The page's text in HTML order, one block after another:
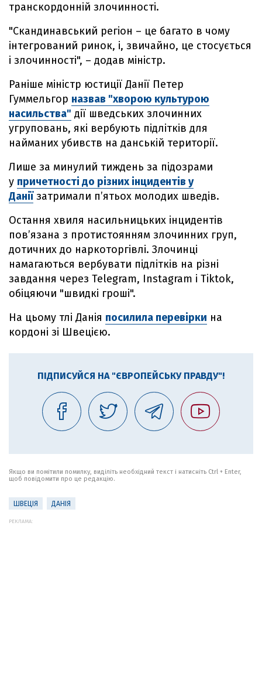
транскордонній злочинності.
"Скандинавський регіон – це багато в чому
інтегрований ринок, і, звичайно, це стосується
і злочинності", – додав міністр.
Раніше міністр юстиції Данії Петер
Гуммельгор назвав "хворою культурою
насильства" дії шведських злочинних
угруповань, які вербують підлітків для
найманих убивств на данській території.
Лише за минулий тиждень за підозрами
у причетності до різних інцидентів у
Даніїзатримали п’ятьох молодих шведів.
Остання хвиля насильницьких інцидентів
пов’язана з протистоянням злочинних груп,
дотичних до наркоторгівлі. Злочинці
намагаються вербувати підлітків на різні
завдання через Telegram, Instagram і Tiktok,
обіцяючи "швидкі гроші".
На цьому тлі Данія посилила перевірки на
кордоні зі Швецією.
ПІДПИСУЙСЯ НА "ЄВРОПЕЙСЬКУ ПРАВДУ"!
Якщо ви помітили помилку, виділіть необхідний текст і натисніть Ctrl + Enter,
щоб повідомити про це редакцію.
ШВЕЦІЯ ДАНІЯ
РЕКЛАМА: